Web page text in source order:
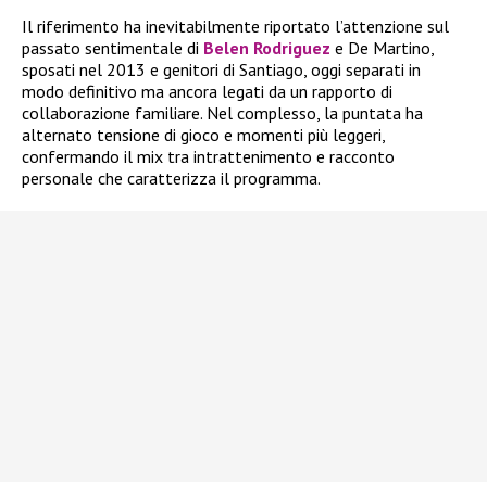
Il riferimento ha inevitabilmente riportato l’attenzione sul
passato sentimentale di Belen Rodriguez e De Martino,
sposati nel 2013 e genitori di Santiago, oggi separati in
modo definitivo ma ancora legati da un rapporto di
collaborazione familiare. Nel complesso, la puntata ha
alternato tensione di gioco e momenti più leggeri,
confermando il mix tra intrattenimento e racconto
personale che caratterizza il programma.